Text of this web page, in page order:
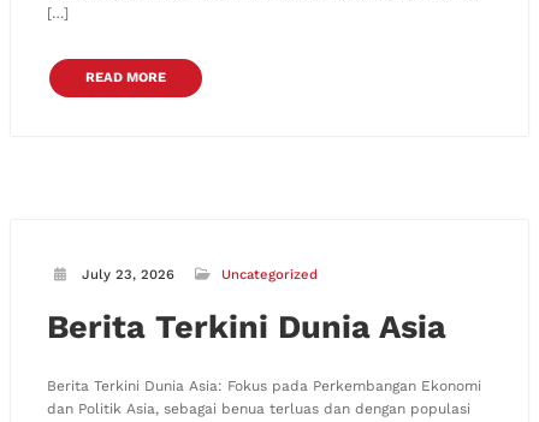
[…]
READ MORE
July 23, 2026 Uncategorized
Berita Terkini Dunia Asia
Berita Terkini Dunia Asia: Fokus pada Perkembangan Ekonomi
dan Politik Asia, sebagai benua terluas dan dengan populasi